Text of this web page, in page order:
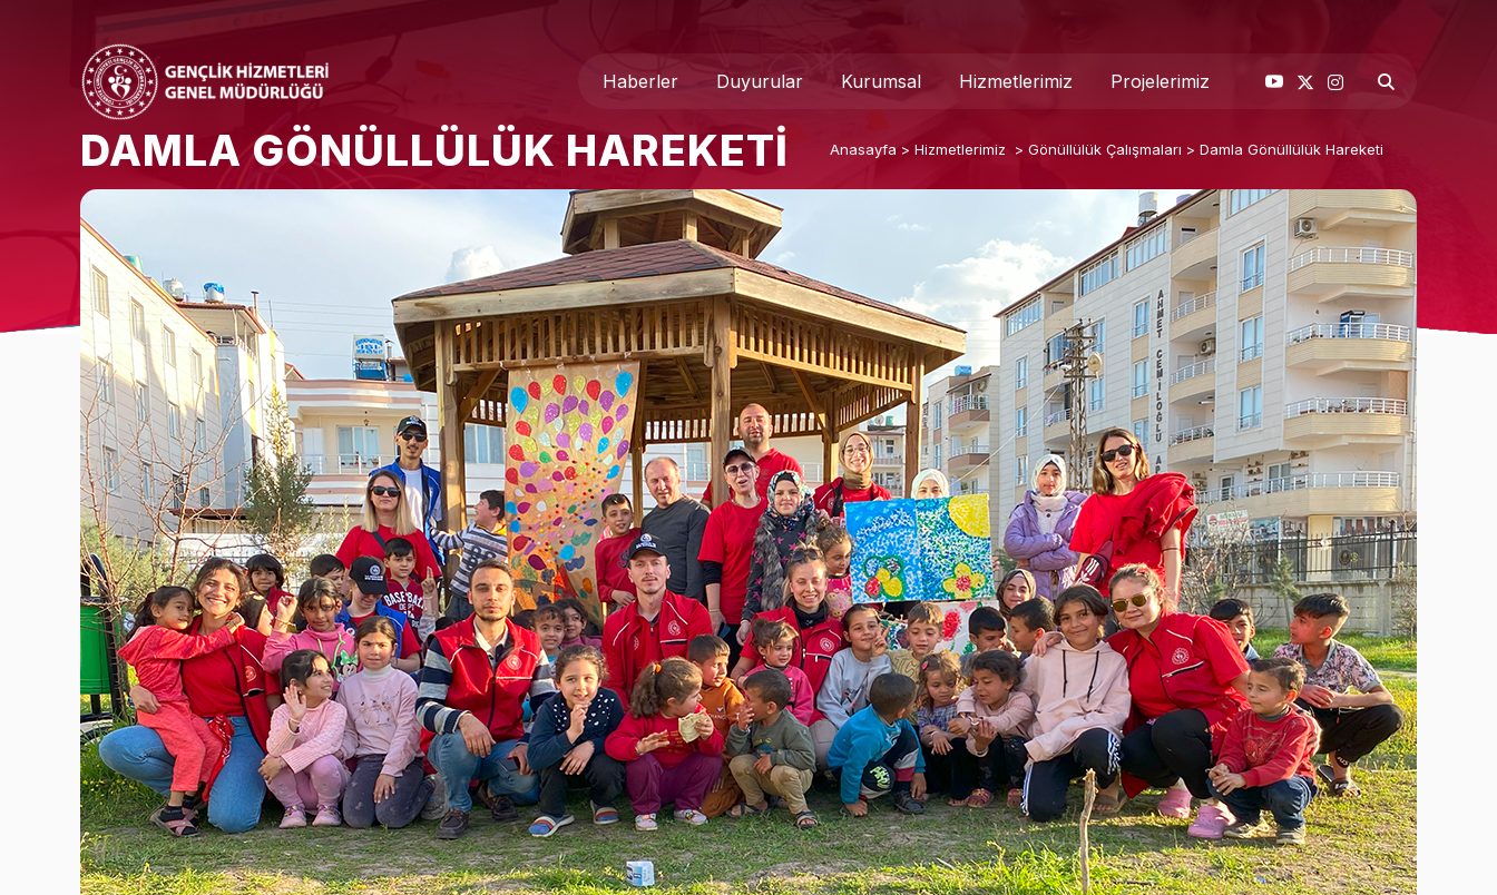
Haberler Duyurular Kurumsal
Bakan Genel Müdür
Hakkımızda
Teşkilat Şeması
Mevzuat
Formlar
Kurumsal Kimlik
Medya & Basın
Hizmetlerimiz Projelerimiz
DAMLA GÖNÜLLÜLÜK HAREKETI Anasayfa > Hizmetlerimiz > Gönüllülük Çalışmaları > Damla Gönüllülük Hareketi